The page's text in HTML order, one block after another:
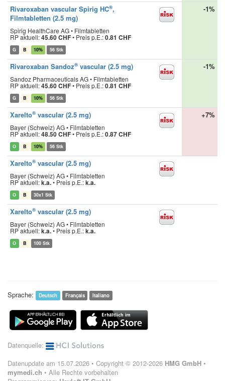
Rivaroxaban vascular Spirig HC®,
Filmtabletten (2.5 mg)
Spirig HealthCare AG • Filmtabletten
RP aktuell:45.60 CHF• Preis p.E.:0.81 CHF
G B 10% 56 Stk
-1%
Rivaroxaban Sandoz® vascular (2.5 mg)
Sandoz Pharmaceuticals AG • Filmtabletten
RP aktuell:45.60 CHF• Preis p.E.:0.81 CHF
G B 10% 56 Stk
-1%
Xarelto® vascular (2.5 mg)
Bayer (Schweiz) AG • Filmtabletten
RP aktuell:48.50 CHF• Preis p.E.:0.87 CHF
O B 10% 56 Stk
+7%
Xarelto® vascular (2.5 mg)
Bayer (Schweiz) AG • Filmtabletten
RP aktuell:k.a.• Preis p.E.:k.a.
O B 30x1 Stk
Xarelto® vascular (2.5 mg)
Bayer (Schweiz) AG • Filmtabletten
RP aktuell:k.a.• Preis p.E.:k.a.
O B 100 Stk
Sprache: Deutsch Français Italiano
Datenquelle:
Datenupdate am 15.07.2026 • Copyright © 2012-2026 HMG GmbH •
mymedi.ch • Alle Rechte vorbehalten